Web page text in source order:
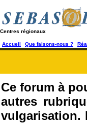
Centres régionaux
Accueil Que faisons-nous ?
Ce forum à
autres
vulgarisation.